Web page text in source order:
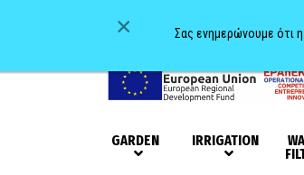
GARDEN IRRIGATION
× Σας ενημερώνουμε ότι